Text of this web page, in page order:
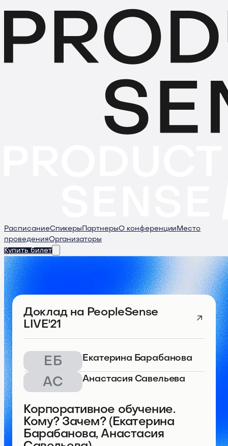
РасписаниеСпикеры ПартнерыО конференции Место
проведенияОрганизаторы
Купить билет
Доклад на PeopleSense
LIVE'21
ЕБ Екатерина Барабанова
АС Анастасия Савельева
Корпоративное обучение.
Кому? Зачем? (Екатерина
Барабанова, Анастасия